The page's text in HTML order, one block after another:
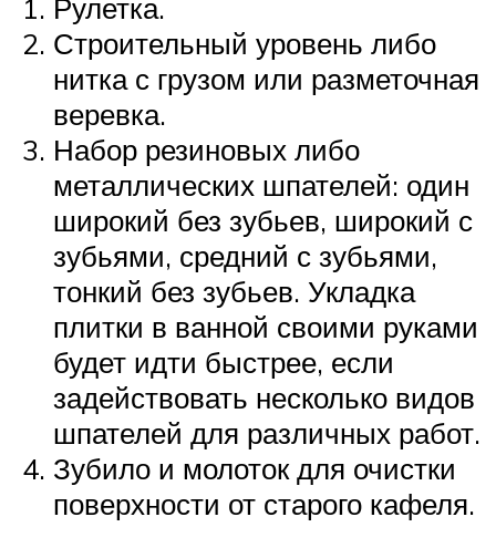
Рулетка.
Строительный уровень либо
нитка с грузом или разметочная
веревка.
Набор резиновых либо
металлических шпателей: один
широкий без зубьев, широкий с
зубьями, средний с зубьями,
тонкий без зубьев. Укладка
плитки в ванной своими руками
будет идти быстрее, если
задействовать несколько видов
шпателей для различных работ.
Зубило и молоток для очистки
поверхности от старого кафеля.